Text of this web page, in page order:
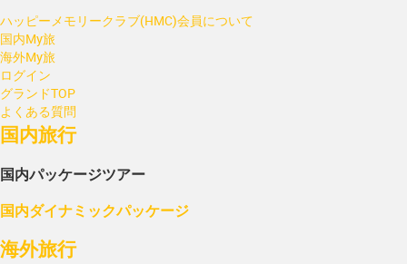
ハッピーメモリークラブ(HMC)会員について
国内My旅
海外My旅
ログイン
グランドTOP
よくある質問
国内旅行
国内パッケージツアー
国内ダイナミックパッケージ
海外旅行